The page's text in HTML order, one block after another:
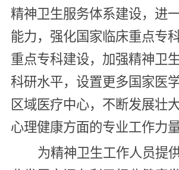
精神卫生服务体系建设，进
能力，强化国家临床重点专
重点专科建设，加强精神卫
科研水平，设置更多国家医
区域医疗中心，不断发展壮
心理健康方面的专业工作力量
为精神卫生工作人员提